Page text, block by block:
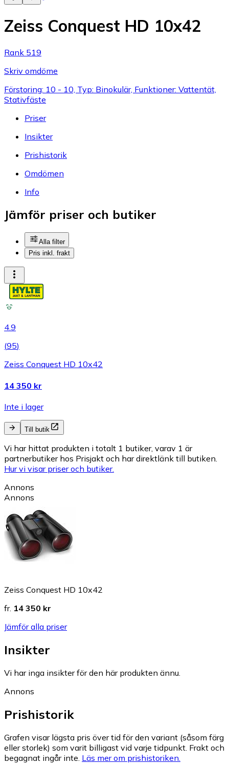
Zeiss Conquest HD 10x42
Rank 519
Skriv omdöme
Förstoring: 10 - 10, Typ: Binokulär, Funktioner: Vattentät,
Stativfäste
Priser
Insikter
Prishistorik
Omdömen
Info
Jämför priser och butiker
Alla filter
Pris inkl. frakt
4.9
(95)
Zeiss Conquest HD 10x42
14 350 kr
Inte i lager
Till butik
Vi har hittat produkten i totalt 1 butiker, varav 1 är
partnerbutiker hos Prisjakt och har direktlänk till butiken.
Hur vi visar priser och butiker.
Annons
Annons
Zeiss Conquest HD 10x42
fr. 14 350 kr
Jämför alla priser
Insikter
Vi har inga insikter för den här produkten ännu.
Annons
Prishistorik
Grafen visar lägsta pris över tid för den variant (såsom färg
eller storlek) som varit billigast vid varje tidpunkt. Frakt och
begagnat ingår inte. Läs mer om prishistoriken.